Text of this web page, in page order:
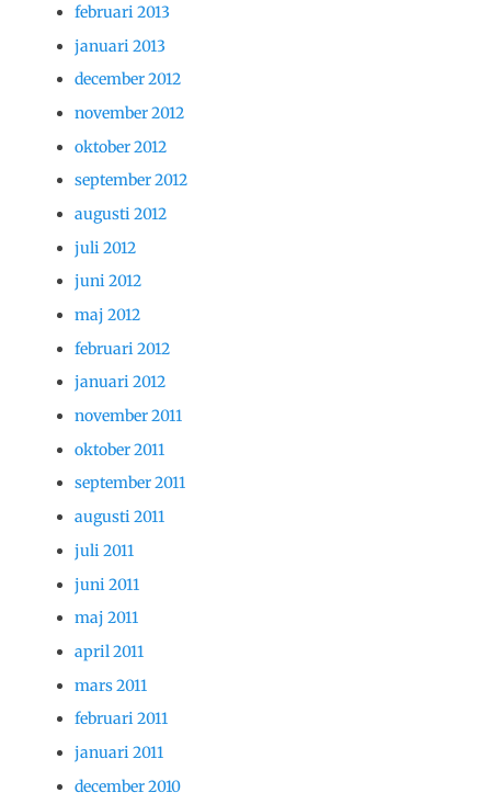
februari 2013
januari 2013
december 2012
november 2012
oktober 2012
september 2012
augusti 2012
juli 2012
juni 2012
maj 2012
februari 2012
januari 2012
november 2011
oktober 2011
september 2011
augusti 2011
juli 2011
juni 2011
maj 2011
april 2011
mars 2011
februari 2011
januari 2011
december 2010